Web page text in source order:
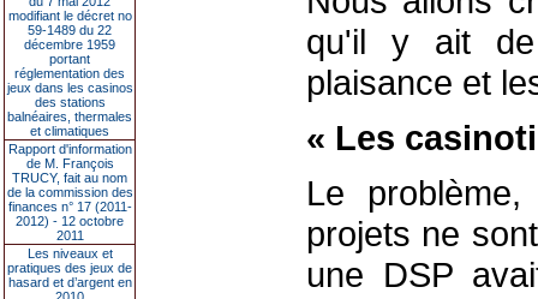
modifiant le décret no
59-1489 du 22
décembre 1959
portant
réglementation des
jeux dans les casinos
des stations
balnéaires, thermales
et climatiques
Rapport d'information
de M. François
TRUCY, fait au nom
de la commission des
finances n° 17 (2011-
2012) - 12 octobre
2011
Les niveaux et
pratiques des jeux de
hasard et d’argent en
qu'il y ait
plaisance et
« Les
Le
projets ne
une DSP